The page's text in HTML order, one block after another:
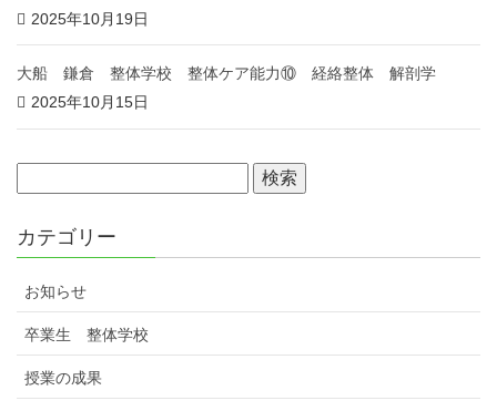
2025年10月19日
大船 鎌倉 整体学校 整体ケア能力⑩ 経絡整体 解剖学
2025年10月15日
カテゴリー
お知らせ
卒業生 整体学校
授業の成果